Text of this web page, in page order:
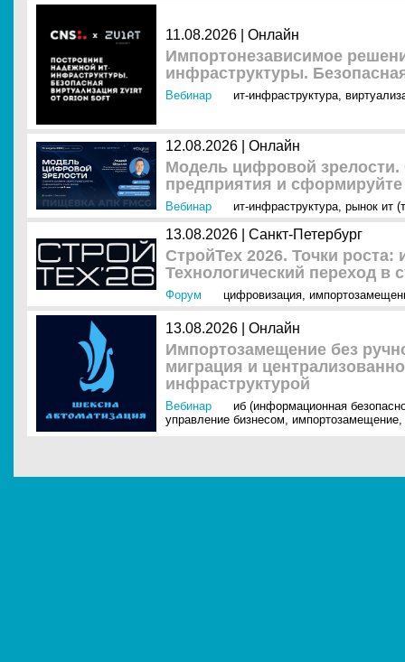
11.08.2026 | Онлайн
Импортонезависимое
инфраструктуры.
Вебинар ит-инфраструктура,
12.08.2026 | Онлайн
Модель цифровой зрелости.
предприятия и
Вебинар ит-инфраструктура, рынок ит
13.08.2026 | Санкт-Петербург
СтройТех 2026. Точки
Технологический переход в
Форум цифровизация,
13.08.2026 | Онлайн
Импортозамещение без
миграция и
инфраструктурой
Вебинар
иб (информационная
управление бизнесом, импортозамещение,